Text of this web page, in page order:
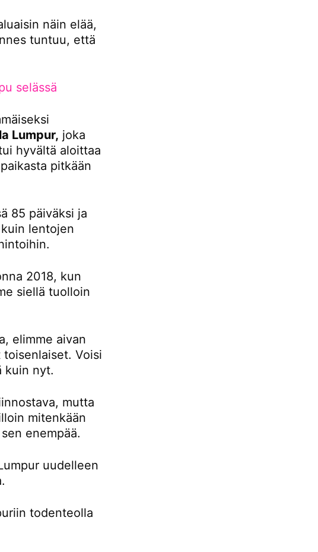
näin elää,
tuntuu, että
selässä
Lumpur, joka
hyvältä aloittaa
pitkään
85 päiväksi ja
lentojen
2018, kun
siellä tuolloin
elimme aivan
Voisi
kuin nyt.
mutta
mitenkään
enempää.
uudelleen
todenteolla